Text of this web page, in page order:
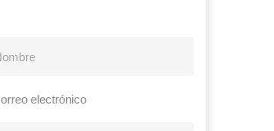
electrónico